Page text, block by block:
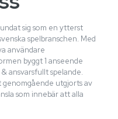
sig som en ytterst
spelbranschen. Med
användare
byggt 1 anseende
ansvarsfullt spelande.
utgjorts av
som innebär att alla